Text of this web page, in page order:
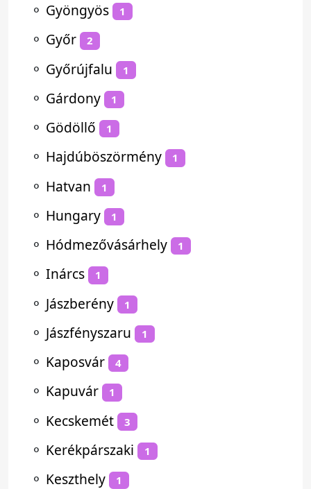
⚬ Gyöngyös 1
⚬ Győr 2
⚬ Győrújfalu 1
⚬ Gárdony 1
⚬ Gödöllő 1
⚬ Hajdúböszörmény 1
⚬ Hatvan 1
⚬ Hungary 1
⚬ Hódmezővásárhely 1
⚬ Inárcs 1
⚬ Jászberény 1
⚬ Jászfényszaru 1
⚬ Kaposvár 4
⚬ Kapuvár 1
⚬ Kecskemét 3
⚬ Kerékpárszaki 1
⚬ Keszthely 1